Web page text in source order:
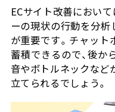
ECサイト改善におい
ーの現状の行動を分析
が重要です。チャット
蓄積できるので、後か
音やボトルネックなど
立てられるでしょう。